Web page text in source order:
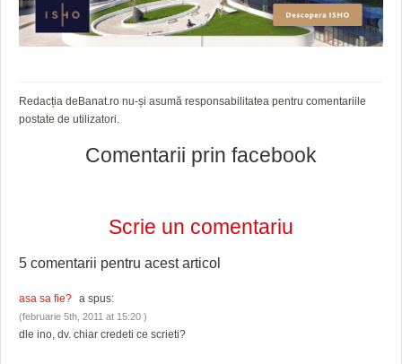
Redacția deBanat.ro nu-și asumă responsabilitatea pentru comentariile
postate de utilizatori.
Comentarii prin facebook
Scrie un comentariu
5 comentarii pentru acest articol
asa sa fie? a spus:
(februarie 5th, 2011 at 15:20 )
dle ino, dv. chiar credeti ce scrieti?